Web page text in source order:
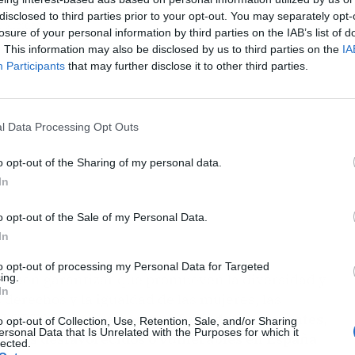
to third parties prior to your opt-out. You may separately
of your personal information by third parties on the IAB’s list of
This information may also be disclosed by us to third parties on the
Participants that may further disclose it to other third parties.
Data Processing Opt Outs
opt-out of the Sharing of my personal data.
opt-out of the Sale of my Personal Data.
opt-out of processing my Personal Data for Targeted
opt-out of Collection, Use, Retention, Sale, and/or Sharing
Data that Is Unrelated with the Purposes for which it
garantizar que promueven la diversidad y
y la igualdad de las mujeres, las
+,las personas refugiadas y migrantes,
desfavorecidos o vulnerables en España